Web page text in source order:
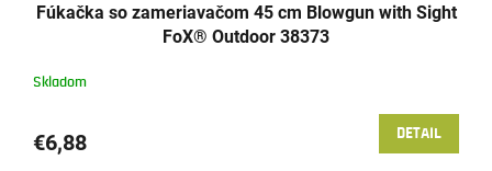
Fúkačka so zameriavačom 45 cm Blowgun with Sight
FoX® Outdoor 38373
Skladom
€6,88 DETAIL